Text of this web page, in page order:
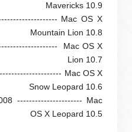
Mavericks 10.9
Mac OS X
Mountain Lion 10.8
Mac OS X
Lion 10.7
Mac OS X
Snow Leopard 10.6
---------------------- Mac
OS X Leopard 10.5